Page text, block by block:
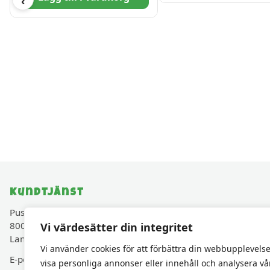
Vi värdesätter din integritet
Vi använder cookies för att förbättra din
visa personliga annonser eller innehåll och analysera
Kundtjänst
Pusselavenyn.se drivs av Cadjam AB (Org.nr 559427-
8003)
Lancashirevägen 30, 819 40 Karlholmsbruk, Sverige
E-post: kundservice@pusselavenyn.se